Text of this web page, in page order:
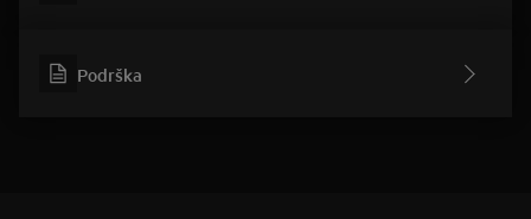
Podrška